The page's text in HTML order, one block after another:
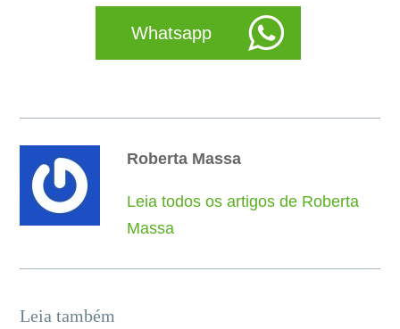
Whatsapp
Roberta Massa
Leia todos os artigos de Roberta
Massa
Leia também